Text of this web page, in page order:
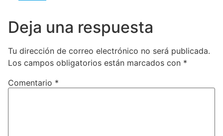
Deja una respuesta
Tu dirección de correo electrónico no será publicada.
Los campos obligatorios están marcados con *
Comentario *